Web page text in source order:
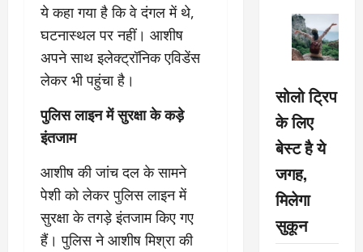
ये कहा गया है कि वे दंगल में थे,
घटनास्थल पर नहीं। आशीष
अपने साथ इलेक्ट्रॉनिक एविडेंस
लेकर भी पहुंचा है।
पुलिस लाइन में सुरक्षा के कड़े
इंतजाम
आशीष की जांच दल के सामने
पेशी को लेकर पुलिस लाइन में
सुरक्षा के तगड़े इंतजाम किए गए
हैं। पुलिस ने आशीष मिश्रा की
सोलो ट्रिप
के लिए
बेस्ट है ये
जगह,
मिलेगा
सुकून